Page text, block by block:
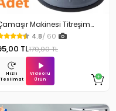
Makinesi Titreşim
Stoper 4Lü
4.8/ 60
TL170,00 TL
Hızlı
Teslimat
Videolu
Ürün